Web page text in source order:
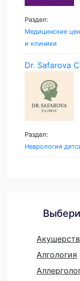
Раздел:
Медицинские
и клиники
Dr. Safarova
Раздел:
Неврология
Алгология